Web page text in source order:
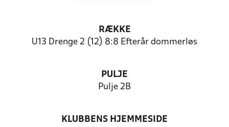
RÆKKE
U13 Drenge 2 (12) 8:8 Efterår dommerløs
PULJE
Pulje 2B
KLUBBENS HJEMMESIDE